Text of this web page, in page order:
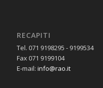
RECAPITI
Tel. 071 9198295 - 9199534
Fax 071 9199104
E-mail: info@rao.it